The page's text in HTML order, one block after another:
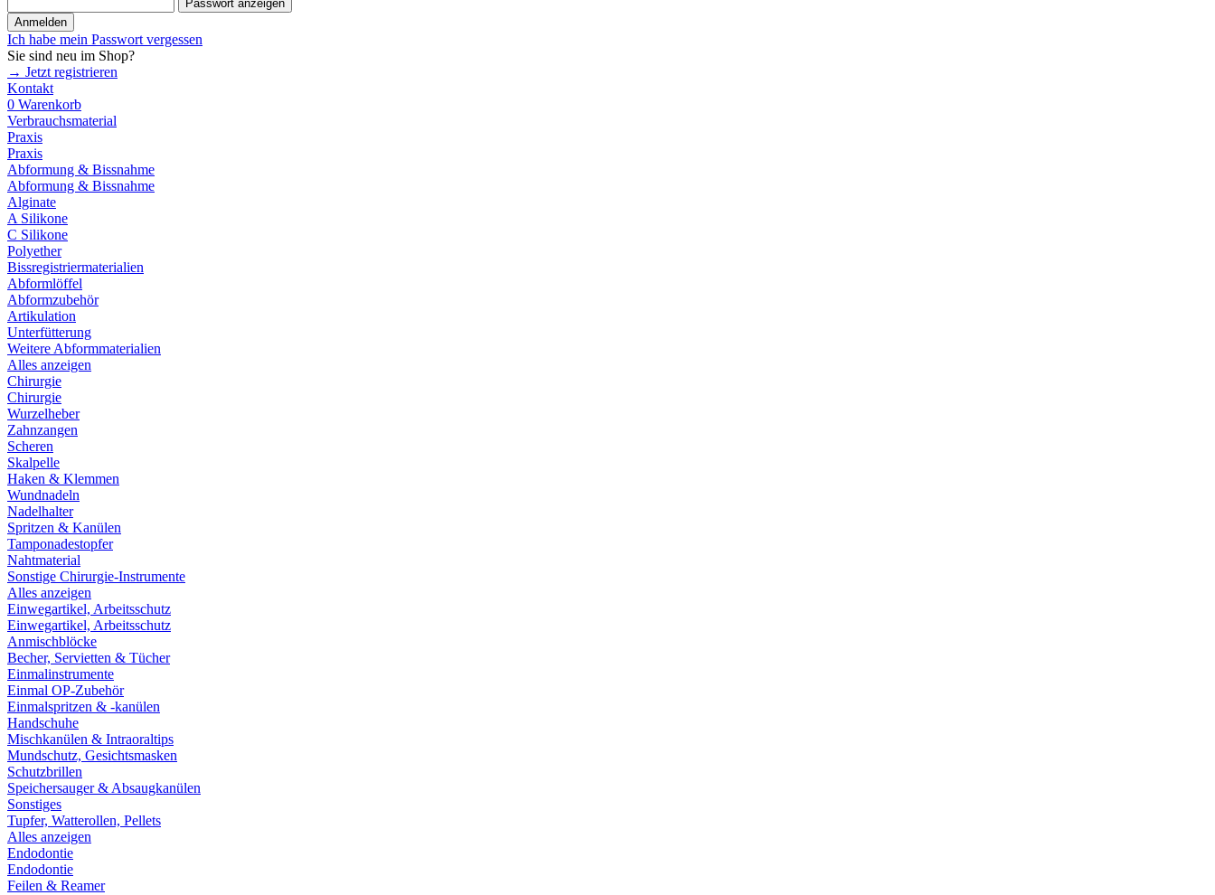
Passwort anzeigen
Anmelden
Ich habe mein Passwort vergessen
Sie sind neu im Shop?
→ Jetzt registrieren
Kontakt
0 Warenkorb
Verbrauchsmaterial
Praxis
Praxis
Abformung & Bissnahme
Abformung & Bissnahme
Alginate
A Silikone
C Silikone
Polyether
Bissregistriermaterialien
Abformlöffel
Abformzubehör
Artikulation
Unterfütterung
Weitere Abformmaterialien
Alles anzeigen
Chirurgie
Chirurgie
Wurzelheber
Zahnzangen
Scheren
Skalpelle
Haken & Klemmen
Wundnadeln
Nadelhalter
Spritzen & Kanülen
Tamponadestopfer
Nahtmaterial
Sonstige Chirurgie-Instrumente
Alles anzeigen
Einwegartikel, Arbeitsschutz
Einwegartikel, Arbeitsschutz
Anmischblöcke
Becher, Servietten & Tücher
Einmalinstrumente
Einmal OP-Zubehör
Einmalspritzen & -kanülen
Handschuhe
Mischkanülen & Intraoraltips
Mundschutz, Gesichtsmasken
Schutzbrillen
Speichersauger & Absaugkanülen
Sonstiges
Tupfer, Watterollen, Pellets
Alles anzeigen
Endodontie
Endodontie
Feilen & Reamer